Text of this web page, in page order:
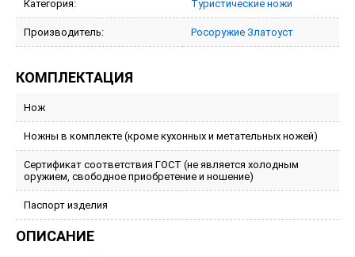
Категория: Туристические ножи
Производитель: Росоружие Златоуст
КОМПЛЕКТАЦИЯ
Нож
Ножны в комплекте (кроме кухонных и метательных ножей)
Сертификат соответствия ГОСТ (не является холодным
оружием, свободное приобретение и ношение)
Паспорт изделия
ОПИСАНИЕ